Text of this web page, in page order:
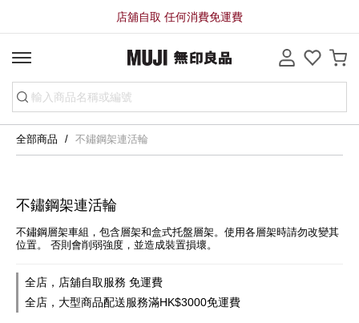
店舖自取 任何消費免運費
全部商品 不鏽鋼架連活輪
不鏽鋼架連活輪
不鏽鋼層架車組，包含層架和盒式托盤層架。使用各層架時請勿改變其
位置。 否則會削弱強度，並造成裝置損壞。
全店，店舖自取服務 免運費
全店，大型商品配送服務滿HK$3000免運費